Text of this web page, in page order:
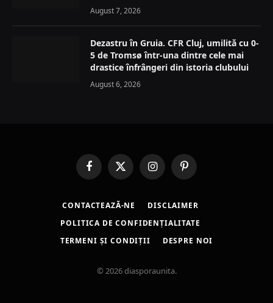
August 7, 2026
Dezastru în Gruia. CFR Cluj, umilită cu 0-
5 de Tromsø într-una dintre cele mai
drastice înfrângeri din istoria clubului
August 6, 2026
FacebookX
(Twitter)
InstagramPinterest
CONTACTEAZĂ-NE
DISCLAIMER
POLITICA DE CONFIDENȚIALITATE
TERMENI ȘI CONDIȚII
DESPRE NOI
© 2026 diasporaunita.